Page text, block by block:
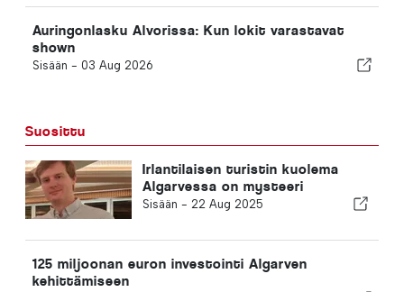
Auringonlasku Alvorissa: Kun lokit varastavat
shown
Sisään - 03 Aug 2026
Suosittu
Irlantilaisen turistin kuolema
Algarvessa on mysteeri
Sisään - 22 Aug 2025
125 miljoonan euron investointi Algarven
kehittämiseen